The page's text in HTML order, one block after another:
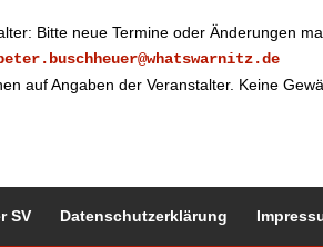
Bitte neue Termine oder Änderungen
auf Angaben der Veranstalter. Keine
SV Datenschutzerklärung